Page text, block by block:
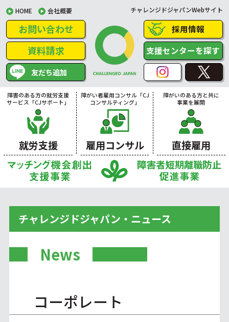
HOME 会社概要 チャレンジドジャパンWebサイト
お問い合わせ
資料請求
友だち追加
採用情報
支援センターを探す
障害のある方の就労支援
サービス「CJサポート」
就労支援
障がい者雇用コンサル「CJ
コンサルティング」
雇用コンサル
障がいのある方と共に
事業を展開
直接雇用
チャレンジドジャパン・ニュース
News
コーポレート